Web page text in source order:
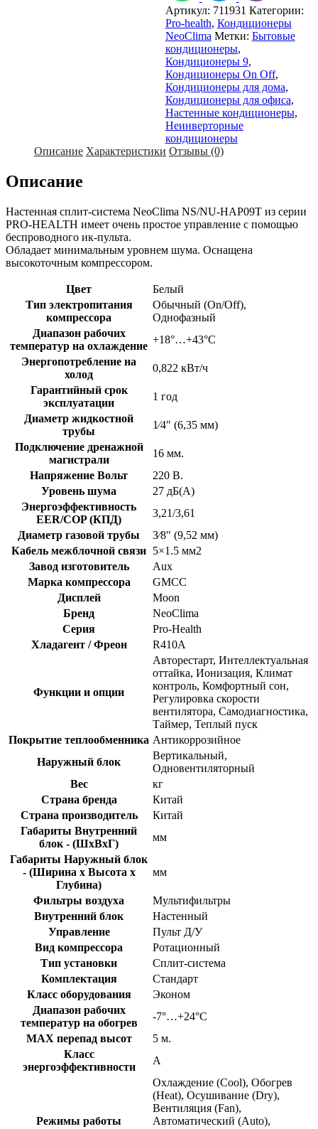
Артикул: 711931 Категории:
Pro-health, Кондиционеры
NeoClima Метки: Бытовые
кондиционеры,
Кондиционеры 9,
Кондиционеры On Off,
Кондиционеры для дома,
Кондиционеры для офиса,
Настенные кондиционеры,
Неинверторные
кондиционеры
Описание Характеристики Отзывы (0)
Описание
Настенная сплит-система NeoClima NS/NU-HAP09T из серии
PRO-HEALTH имеет очень простое управление с помощью
беспроводного ик-пульта.
Обладает минимальным уровнем шума. Оснащена
высокоточным компрессором.
Цвет
Белый
Тип электропитания
компрессора
Обычный (On/Off),
Однофазный
Диапазон рабочих
температур на охлаждение
+18°…+43°C
Энергопотребление на
холод
0,822 кВт/ч
Гарантийный срок
эксплуатации
1 год
Диаметр жидкостной
трубы
1⁄4″ (6,35 мм)
Подключение дренажной
магистрали
16 мм.
Напряжение Вольт
220 В.
Уровень шума
27 дБ(А)
Энергоэффективность
EER/COP (КПД)
3,21/3,61
Диаметр газовой трубы
3⁄8″ (9,52 мм)
Кабель межблочной связи 5×1.5 мм2
Завод изготовитель
Aux
Марка компрессора
GMCC
Дисплей
Moon
Бренд
NeoClima
Серия
Pro-Health
Хладагент / Фреон
R410A
Функции и опции
Авторестарт, Интеллектуальная
оттайка, Ионизация, Климат
контроль, Комфортный сон,
Регулировка скорости
вентилятора, Самодиагностика,
Таймер, Теплый пуск
Покрытие теплообменника Антикоррозийное
Наружный блок
Вертикальный,
Одновентиляторный
Вес
кг
Страна бренда
Китай
Страна производитель
Китай
Габариты Внутренний
блок - (ШхВхГ)
мм
Габариты Наружный блок
- (Ширина х Высота х
Глубина)
мм
Фильтры воздуха
Мультифильтры
Внутренний блок
Настенный
Управление
Пульт Д/У
Вид компрессора
Ротационный
Тип установки
Сплит-система
Комплектация
Стандарт
Класс оборудования
Эконом
Диапазон рабочих
температур на обогрев
-7°…+24°C
MAX перепад высот
5 м.
Класс
энергоэффективности
A
Режимы работы
Охлаждение (Cool), Обогрев
(Heat), Осушивание (Dry),
Вентиляция (Fan),
Автоматический (Auto),